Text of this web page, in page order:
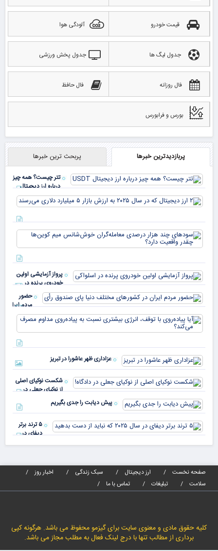
قیمت خودرو آلودگی هوا
جدول لیگ ها جدول پخش ورزشی
فال روزانه فال حافظ
بورس و فرابورس
پربازدیدترین خبرها پربحث ترین خبرها
تتر چیست؟ همه چیز
درباره ارز دیجیتال
USDT
پرواز آزمایشی اولین
خودروی پرنده در
اسلواکی
حضور
مردم ایران
در
کشورهای
مختلف
دنیا پای
صندوق
عزاداری ظهر عاشورا در تبریز
شکست نوکیای اصلی
از نوکیای جعلی در
دادگاه!
پیش دیابت را جدی بگیریم
۵ ترند برتر
دیفای در
صفحه نخست
ارز دیجیتال سبک زندگی
اخبار روز
سلامت
تبلیغات تماس با ما
کلیه حقوق مادی و معنوی سایت برای گیزمو محفوظ می باشد. هرگونه کپی
برداری از مطالب تنها با درج لینک فعال به مطلب مجاز می باشد.